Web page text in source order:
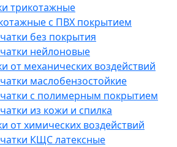
трикотажные
с ПВХ покрытием
без покрытия
нейлоновые
от механических воздействий
маслобензостойкие
с полимерным покрытием
из кожи и спилка
от химических воздействий
КЩС латексные